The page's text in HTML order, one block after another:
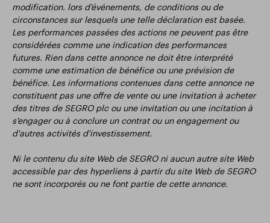
modification. lors d'événements, de conditions ou de
circonstances sur lesquels une telle déclaration est basée.
Les performances passées des actions ne peuvent pas être
considérées comme une indication des performances
futures. Rien dans cette annonce ne doit être interprété
comme une estimation de bénéfice ou une prévision de
bénéfice. Les informations contenues dans cette annonce ne
constituent pas une offre de vente ou une invitation à acheter
des titres de SEGRO plc ou une invitation ou une incitation à
s'engager ou à conclure un contrat ou un engagement ou
d'autres activités d'investissement.
Ni le contenu du site Web de SEGRO ni aucun autre site Web
accessible par des hyperliens à partir du site Web de SEGRO
ne sont incorporés ou ne font partie de cette annonce.